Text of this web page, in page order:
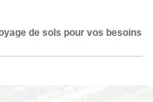
de sols pour vos besoins